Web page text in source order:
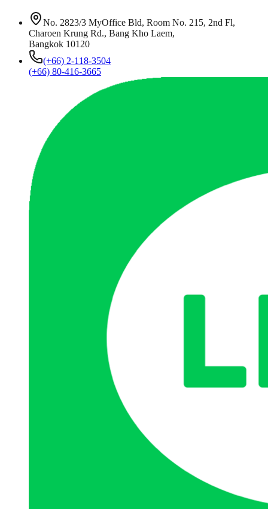
No. 2823/3 MyOffice Bld, Room No. 215, 2nd Fl,
Charoen Krung Rd., Bang Kho Laem,
Bangkok 10120
(+66) 2-118-3504
(+66) 80-416-3665